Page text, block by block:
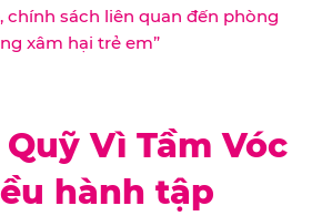
chính sách liên quan đến phòng
xâm hại trẻ em”
Vì Tầm Vóc
hành tập